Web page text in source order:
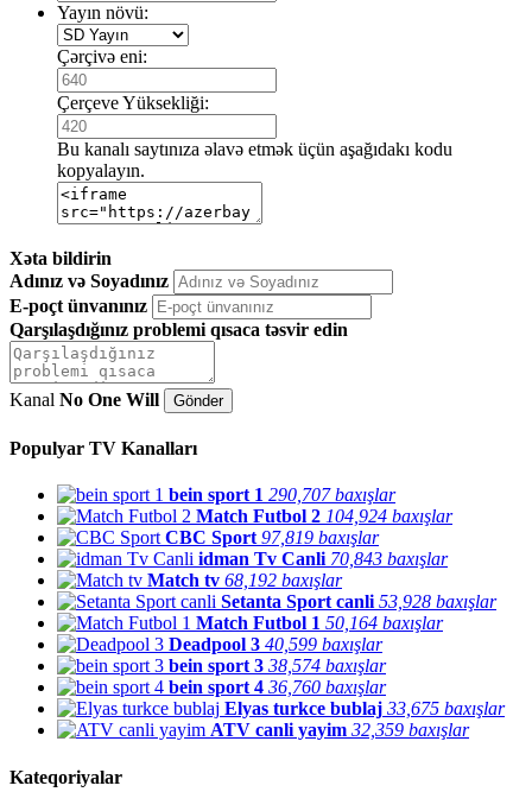
Yayın növü:
Çərçivə eni:
Çerçeve Yüksekliği:
Bu kanalı saytınıza əlavə etmək üçün aşağıdakı kodu
kopyalayın.
Xəta bildirin
Adınız və Soyadınız
E-poçt ünvanınız
Qarşılaşdığınız problemi qısaca təsvir edin
Kanal No One Will
Populyar TV Kanalları
bein sport 1 290,707 baxışlar
Match Futbol 2 104,924 baxışlar
CBC Sport 97,819 baxışlar
idman Tv Canli 70,843 baxışlar
Match tv 68,192 baxışlar
Setanta Sport canli 53,928 baxışlar
Match Futbol 1 50,164 baxışlar
Deadpool 3 40,599 baxışlar
bein sport 3 38,574 baxışlar
bein sport 4 36,760 baxışlar
Elyas turkce bublaj 33,675 baxışlar
ATV canli yayim 32,359 baxışlar
Kateqoriyalar